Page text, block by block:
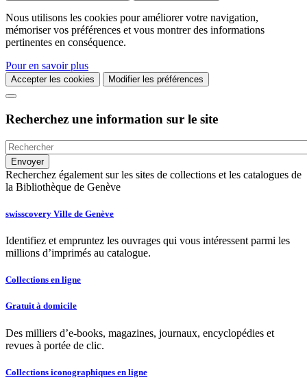
Nous utilisons les cookies pour améliorer votre navigation,
mémoriser vos préférences et vous montrer des informations
pertinentes en conséquence.
Pour en savoir plus
Accepter les cookies Modifier les préférences
Recherchez une information sur le site
Recherchez également sur les sites de collections et les catalogues de
la Bibliothèque de Genève
swisscovery Ville de Genève
Identifiez et empruntez les ouvrages qui vous intéressent parmi les
millions d’imprimés au catalogue.
Collections en ligne
Gratuit à domicile
Des milliers d’e-books, magazines, journaux, encyclopédies et
revues à portée de clic.
Collections iconographiques en ligne